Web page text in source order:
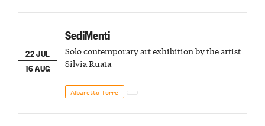
22 JUL
16 AUG
SediMenti
Solo contemporary art exhibition by the artist
Silvia Ruata
Albaretto Torre